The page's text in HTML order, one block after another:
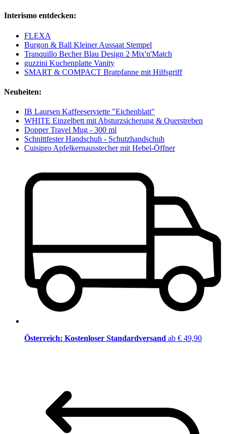
Interismo entdecken:
FLEXA
Burgon & Ball Kleiner Aussaat Stempel
Tranquillo Becher Blau Design 2 Mix'n'Match
guzzini Kuchenplatte Vanity
SMART & COMPACT Bratpfanne mit Hilfsgriff
Neuheiten:
IB Laursen Kaffeeserviette "Eichenblatt"
WHITE Einzelbett mit Absturzsicherung & Querstreben
Dopper Travel Mug - 300 ml
Schnittfester Handschuh - Schutzhandschuh
Cuisipro Apfelkernausstecher mit Hebel-Öffner
Österreich: Kostenloser Standardversand ab € 49,90